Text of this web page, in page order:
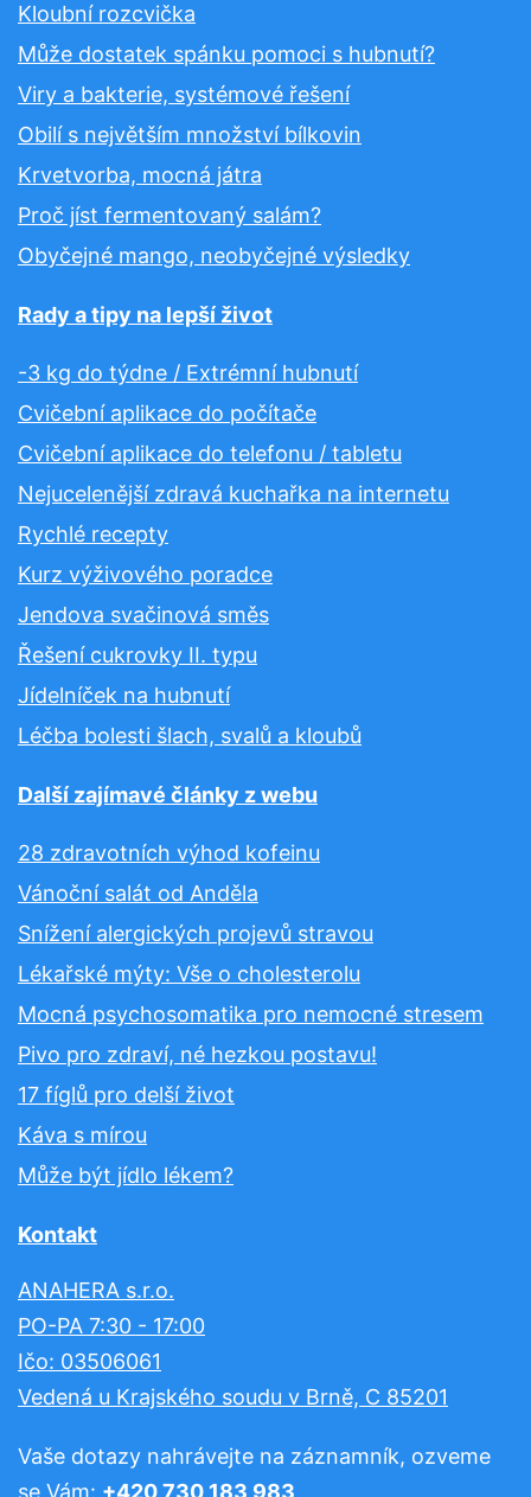
Kloubní rozcvička
Může dostatek spánku pomoci s hubnutí?
Viry a bakterie, systémové řešení
Obilí s největším množství bílkovin
Krvetvorba, mocná játra
Proč jíst fermentovaný salám?
Obyčejné mango, neobyčejné výsledky
Rady a tipy na lepší život
-3 kg do týdne / Extrémní hubnutí
Cvičební aplikace do počítače
Cvičební aplikace do telefonu / tabletu
Nejucelenější zdravá kuchařka na internetu
Rychlé recepty
Kurz výživového poradce
Jendova svačinová směs
Řešení cukrovky II. typu
Jídelníček na hubnutí
Léčba bolesti šlach, svalů a kloubů
Další zajímavé články z webu
28 zdravotních výhod kofeinu
Vánoční salát od Anděla
Snížení alergických projevů stravou
Lékařské mýty: Vše o cholesterolu
Mocná psychosomatika pro nemocné stresem
Pivo pro zdraví, né hezkou postavu!
17 fíglů pro delší život
Káva s mírou
Může být jídlo lékem?
Kontakt
ANAHERA s.r.o.
PO-PA 7:30 - 17:00
Ičo: 03506061
Vedená u Krajského soudu v Brně, C 85201
Vaše dotazy nahrávejte na záznamník, ozveme
se Vám: +420 730 183 983